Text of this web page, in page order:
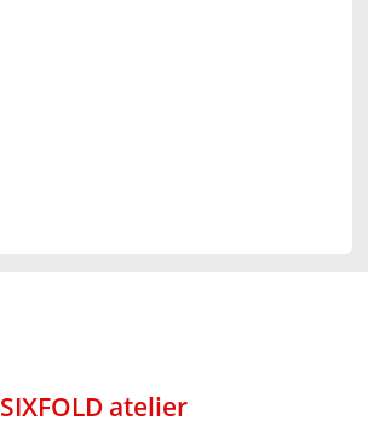
SIXFOLD atelier